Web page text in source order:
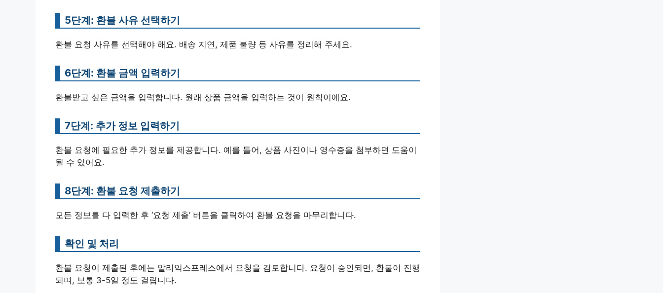
5단계: 환불 사유 선택하기
환불 요청 사유를 선택해야 해요. 배송 지연, 제품 불량 등 사유를 정리해 주세요.
6단계: 환불 금액 입력하기
환불받고 싶은 금액을 입력합니다. 원래 상품 금액을 입력하는 것이 원칙이에요.
7단계: 추가 정보 입력하기
환불 요청에 필요한 추가 정보를 제공합니다. 예를 들어, 상품 사진이나 영수증을 첨부하면 도움이
될 수 있어요.
8단계: 환불 요청 제출하기
모든 정보를 다 입력한 후 ‘요청 제출’ 버튼을 클릭하여 환불 요청을 마무리합니다.
확인 및 처리
환불 요청이 제출된 후에는 알리익스프레스에서 요청을 검토합니다. 요청이 승인되면, 환불이 진행
되며, 보통 3-5일 정도 걸립니다.